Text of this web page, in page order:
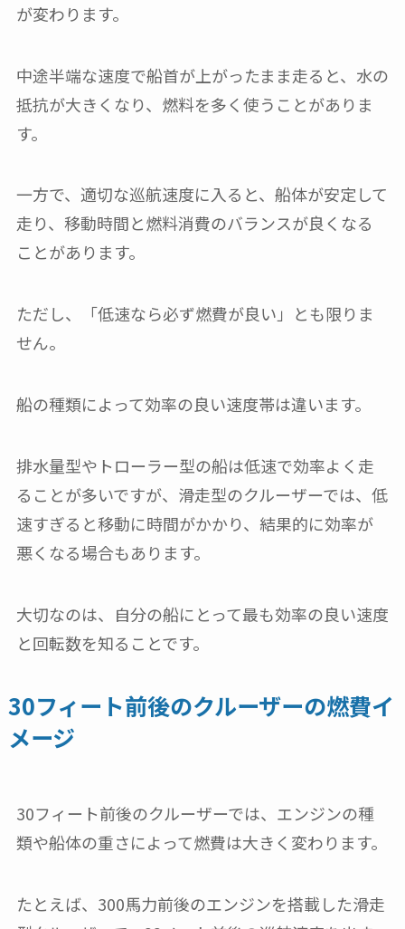
が変わります。
中途半端な速度で船首が上がったまま走ると、水の
抵抗が大きくなり、燃料を多く使うことがありま
す。
一方で、適切な巡航速度に入ると、船体が安定して
走り、移動時間と燃料消費のバランスが良くなる
ことがあります。
ただし、「低速なら必ず燃費が良い」とも限りま
せん。
船の種類によって効率の良い速度帯は違います。
排水量型やトローラー型の船は低速で効率よく走
ることが多いですが、滑走型のクルーザーでは、低
速すぎると移動に時間がかかり、結果的に効率が
悪くなる場合もあります。
大切なのは、自分の船にとって最も効率の良い速度
と回転数を知ることです。
30フィート前後のクルーザーの燃費イ
メージ
30フィート前後のクルーザーでは、エンジンの種
類や船体の重さによって燃費は大きく変わります。
たとえば、300馬力前後のエンジンを搭載した滑走